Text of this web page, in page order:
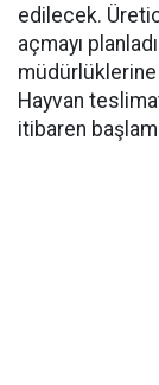
edilecek.
açmayı
Hayvan
itibaren